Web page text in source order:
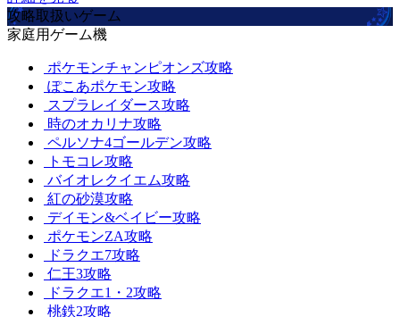
攻略取扱いゲーム
家庭用ゲーム機
ポケモンチャンピオンズ攻略
ぽこあポケモン攻略
スプラレイダース攻略
時のオカリナ攻略
ペルソナ4ゴールデン攻略
トモコレ攻略
バイオレクイエム攻略
紅の砂漠攻略
デイモン&ベイビー攻略
ポケモンZA攻略
ドラクエ7攻略
仁王3攻略
ドラクエ1・2攻略
桃鉄2攻略